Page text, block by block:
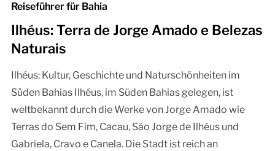
Reiseführer für Bahia
Ilhéus: Terra de Jorge Amado e Belezas
Naturais
Ilhéus: Kultur, Geschichte und Naturschönheiten im
Süden Bahias Ilhéus, im Süden Bahias gelegen, ist
weltbekannt durch die Werke von Jorge Amado wie
Terras do Sem Fim, Cacau, São Jorge de Ilhéus und
Gabriela, Cravo e Canela. Die Stadt ist reich an